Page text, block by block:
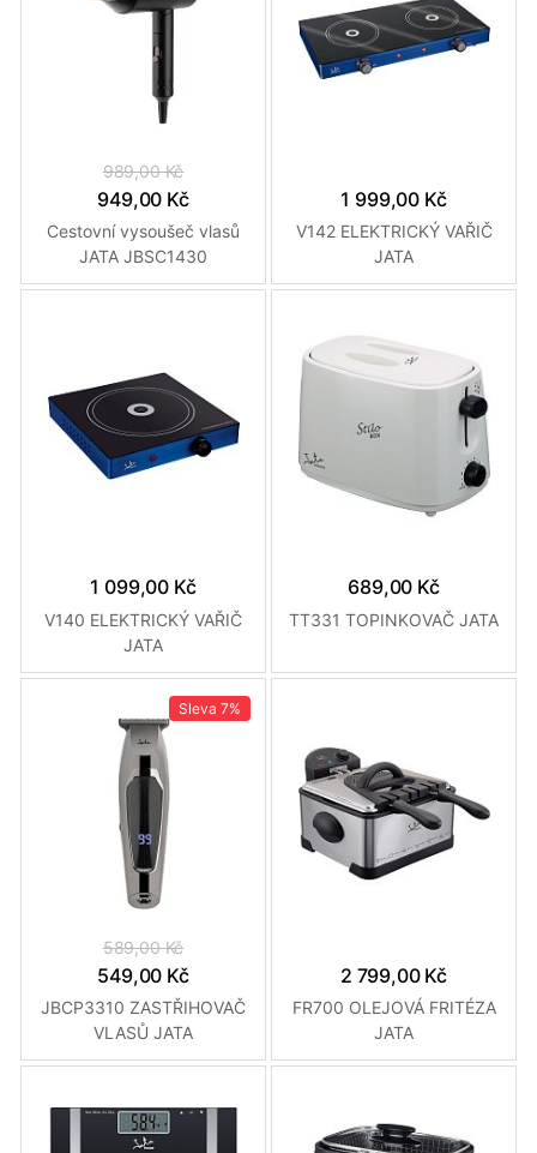
989,00 Kč
949,00 Kč
Cestovní vysoušeč vlasů
JATA JBSC1430
1 999,00 Kč
V142 ELEKTRICKÝ VAŘIČ
JATA
1 099,00 Kč
V140 ELEKTRICKÝ VAŘIČ
JATA
689,00 Kč
TT331 TOPINKOVAČ JATA
Sleva 7%
589,00 Kč
549,00 Kč
JBCP3310 ZASTŘIHOVAČ
VLASŮ JATA
2 799,00 Kč
FR700 OLEJOVÁ FRITÉZA
JATA